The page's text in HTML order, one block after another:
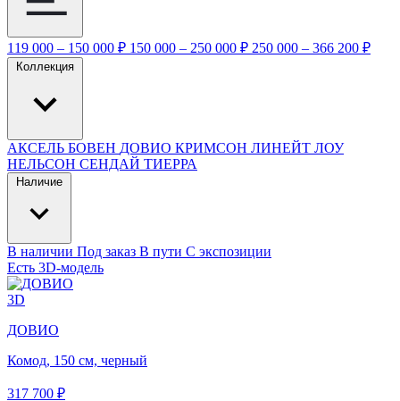
119 000 – 150 000 ₽ 150 000 – 250 000 ₽ 250 000 – 366 200 ₽
Коллекция
АКСЕЛЬ БОВЕН ДОВИО КРИМСОН ЛИНЕЙТ ЛОУ
НЕЛЬСОН СЕНДАЙ ТИЕРРА
Наличие
В наличии Под заказ В пути С экспозиции
Есть 3D-модель
3D
ДОВИО
Комод, 150 см, черный
317 700 ₽